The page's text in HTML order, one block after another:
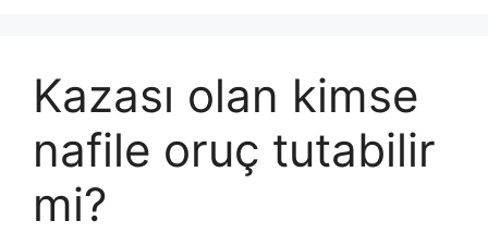
Kazası olan kimse
nafile oruç tutabilir
mi?